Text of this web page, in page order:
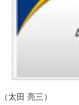
（太田 亮三）